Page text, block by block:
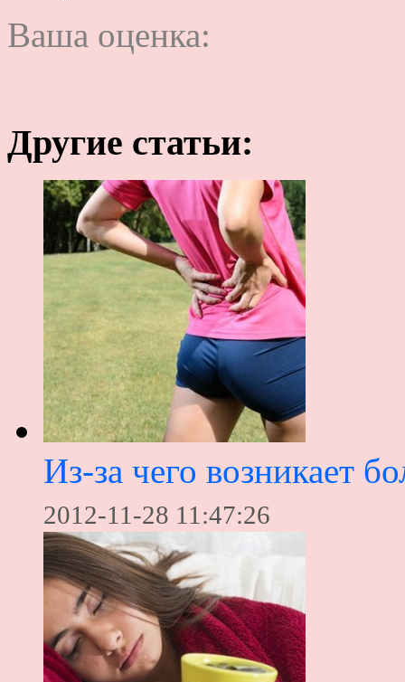
Ваша оценка:
Другие статьи:
Из-за чего возникает
2012-11-28 11:47:26